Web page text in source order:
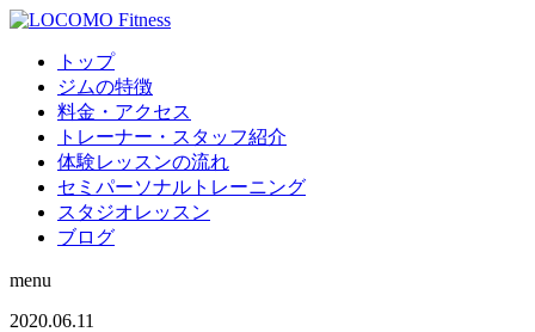
トップ
ジムの特徴
料金・アクセス
トレーナー・スタッフ紹介
体験レッスンの流れ
セミパーソナルトレーニング
スタジオレッスン
ブログ
menu
2020.06.11